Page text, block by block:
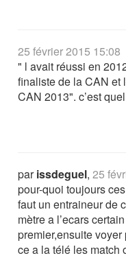
25 février 2015 15:08
" l avait réussi en
finaliste de la CAN et
CAN 2013". c’est
parissdeguel,25
pour-quoi toujours
faut un entraineur de
mètre a l’ecars
premier,ensuite
ce a la télé les match